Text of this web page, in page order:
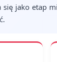
się jako etap